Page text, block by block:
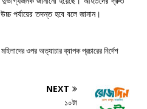
পর্যায়ের তদন্ত হবে বলে জানান।
ওপর অত্যাচার ব্যাপক প্রচারের নির্দেশ
NEXT
১০টা